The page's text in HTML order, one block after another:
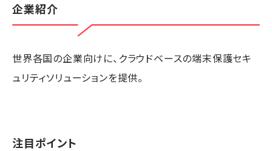
企業紹介
世界各国の企業向けに、クラウドベースの端末保護セキ
ュリティソリューションを提供。
注目ポイント